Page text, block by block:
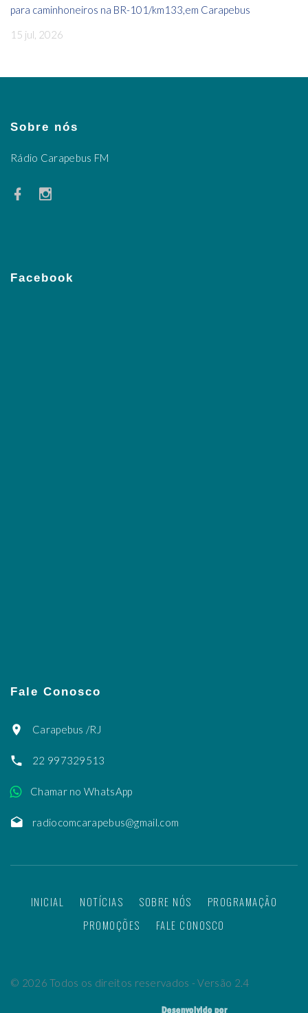
para caminhoneiros na BR-101/km133,em Carapebus
15 jul, 2026
Sobre nós
Rádio Carapebus FM
Facebook
Fale Conosco
Carapebus /RJ
22 997329513
Chamar no WhatsApp
radiocomcarapebus@gmail.com
INICIAL NOTÍCIAS SOBRE NÓS
PROGRAMAÇÃO
PROMOÇÕES
FALE CONOSCO
© 2026 Todos os direitos reservados - Versão 2.4